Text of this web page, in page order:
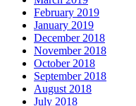
February 2019
January 2019
December 2018
November 2018
October 2018
September 2018
August 2018
July 2018